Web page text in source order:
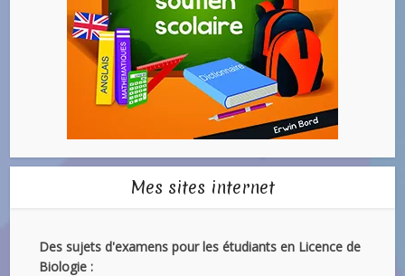
Mes sites internet
Des sujets d'examens pour les étudiants en Licence de
Biologie :